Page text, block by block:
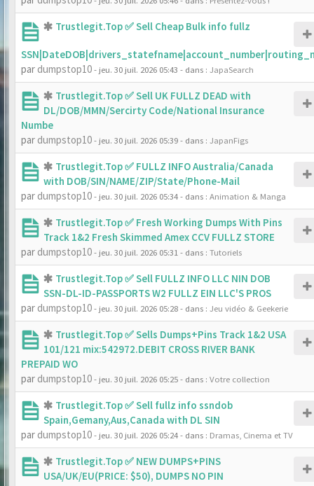
Trustlegit.Top ✅ Sell Cheap Bulk info fullz
par dumpstop10- jeu. 30 juil. 2026 05:43 - dans : JapaSearch
Trustlegit.Top ✅ Sell UK FULLZ DEAD with
DL/DOB/MMN/Sercirty Code/National Insurance
Numbe
par dumpstop10- jeu. 30 juil. 2026 05:39- dans : JapanFigs
Trustlegit.Top ✅ FULLZ INFO Australia/Canada
with DOB/SIN/NAME/ZIP/State/Phone-Mail
par dumpstop10- jeu. 30 juil. 2026 05:34- dans : Animation & Manga
Trustlegit.Top ✅ Fresh Working Dumps With Pins
Track 1&2 Fresh Skimmed Amex CCV FULLZ STORE
par dumpstop10- jeu. 30 juil. 2026 05:31 - dans : Tutoriels
Trustlegit.Top ✅ Sell FULLZ INFO LLC NIN DOB
SSN-DL-ID-PASSPORTS W2 FULLZ EIN LLC'S PROS
par dumpstop10- jeu. 30 juil. 2026 05:28- dans : Jeu vidéo & Geekerie
Trustlegit.Top ✅ Sells Dumps+Pins Track 1&2 USA
101/121 mix:542972.DEBIT CROSS RIVER BANK
PREPAID WO
par dumpstop10- jeu. 30 juil. 2026 05:25- dans : Votre collection
Trustlegit.Top ✅ Sell fullz info ssndob
Spain,Gemany,Aus,Canada with DL SIN
par dumpstop10- jeu. 30 juil. 2026 05:24- dans : Dramas, Cinema et TV
Trustlegit.Top ✅ NEW DUMPS+PINS
USA/UK/EU(PRICE: $50), DUMPS NO PIN